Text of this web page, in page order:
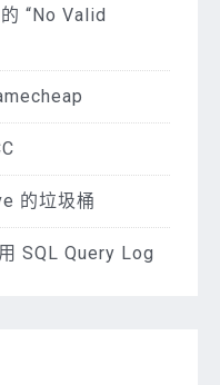
“No Valid
的垃圾桶
SQL Query Log